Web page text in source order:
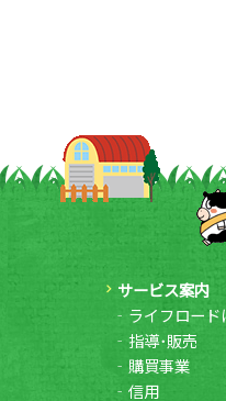
サービス案内
ライフロード
指導･販売
購買事業
信用